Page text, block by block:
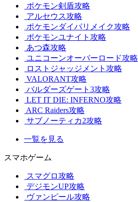
ポケモン剣盾攻略
アルセウス攻略
ポケモンダイパリメイク攻略
ポケモンユナイト攻略
あつ森攻略
ユニコーンオーバーロード攻略
ロストジャッジメント攻略
VALORANT攻略
バルダーズゲート3攻略
LET IT DIE: INFERNO攻略
ARC Raiders攻略
サブノーティカ2攻略
一覧を見る
スマホゲーム
スマグロ攻略
デジモンUP攻略
ヴァンピール攻略